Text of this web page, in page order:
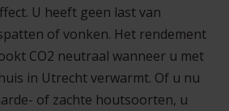
U heeft geen last van
of vonken. Het rendement
CO2 neutraal wanneer u met
in Utrecht verwarmt. Of u nu
of zachte houtsoorten, u